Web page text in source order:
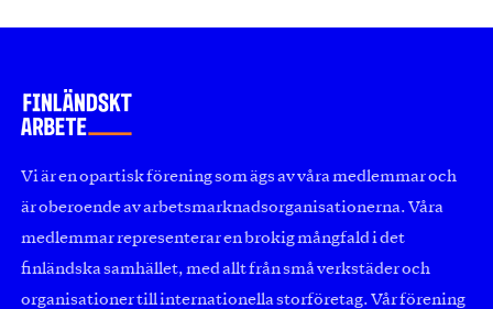
Vi är en opartisk förening som ägs av våra medlemmar och
är oberoende av arbetsmarknadsorganisationerna. Våra
medlemmar representerar en brokig mångfald i det
finländska samhället, med allt från små verkstäder och
organisationer till internationella storföretag. Vår förening